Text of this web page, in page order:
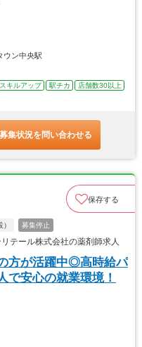
ウン中央駅
スキルアップ 駅チカ
店舗数30以上
集状況を問い合わせる
保存する
募集停止
テール株式会社の薬剤師求人
方が活躍中◎高時給パ
安心の就業環境！